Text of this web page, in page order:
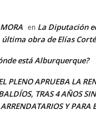
en La Diputación
obra de Elías
está Alburquerque?
PLENO APRUEBA LA
TRAS 4 AÑOS
Y